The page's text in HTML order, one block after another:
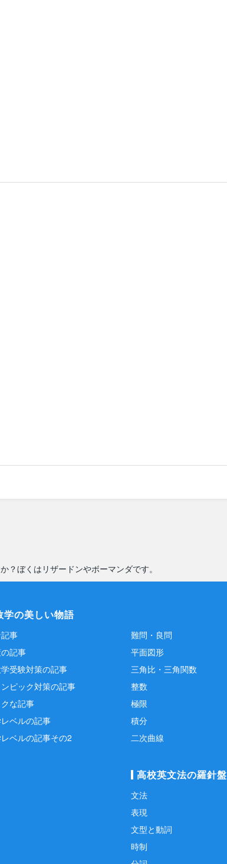
？ぼくはリザードンやボーマンダです。
学の美しい物語
事
記事
受験対策の記事
ピック対策の記事
な記事
ベルの記事
ベルの記事その2
難問・良問
平面図形
三角比・三角関数
整数
極限
積分
二次曲線
高校英文法の羅針盤
文法
表現
文型と動詞
時制